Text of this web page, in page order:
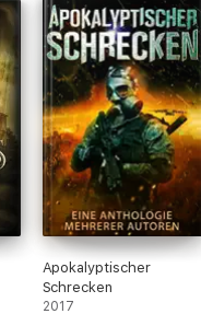
Apokalyptischer
Schrecken
2017